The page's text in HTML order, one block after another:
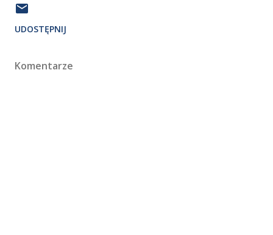
UDOSTĘPNIJ
Komentarze